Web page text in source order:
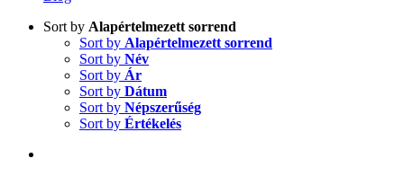
Sort by Alapértelmezett sorrend
Sort by Alapértelmezett sorrend
Sort by Név
Sort by Ár
Sort by Dátum
Sort by Népszerűség
Sort by Értékelés